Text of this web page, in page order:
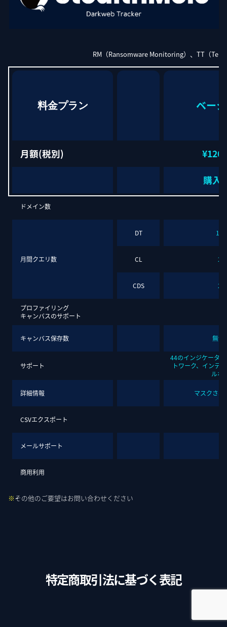
RM（Ransomware Monitoring）、TT（
料金プラン ベー
月額(税別)
購入
ドメイン数
月間クエリ数
DT 100
CL 25
CDS 25
プロファイリング
キャンバスのサポート
キャンバス保存数 無制
サポート
44のインジケータ
トワーク、インテ
ルな
詳細情報 マスクされ
CSVエクスポート
メールサポート
商用利用
※その他のご要望はお問い合わせください
特定商取引法に基づく表記